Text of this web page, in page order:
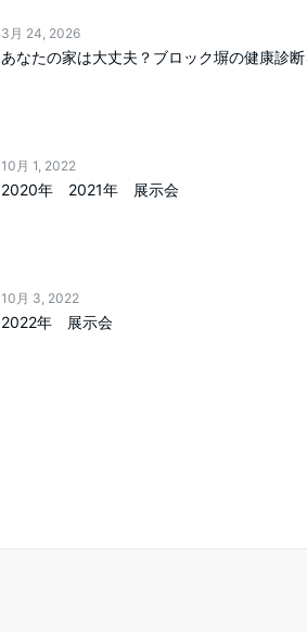
3月 24, 2026
あなたの家は大丈夫？ブロック塀の健康診
10月 1, 2022
2020年 2021年 展示会
10月 3, 2022
2022年 展示会